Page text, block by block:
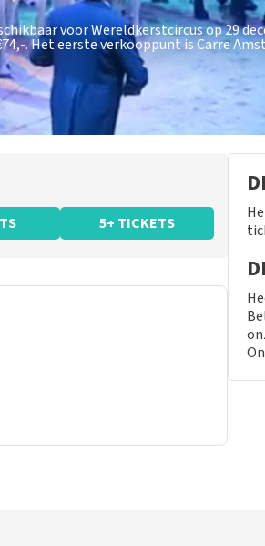
voor Wereldkerstcircus op 29
. Het eerste verkooppunt is Carre
5+ TICKETS